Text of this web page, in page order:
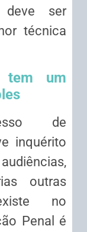
deve ser
técnica
tem um
de
inquérito
outras
no
Penal é